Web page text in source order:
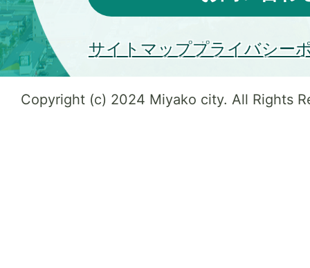
サイトマッププライバシー
Copyright (c) 2024 Miyako city. All Rights